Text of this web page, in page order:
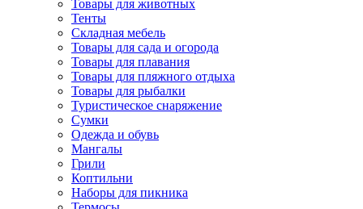
Товары для животных
Тенты
Складная мебель
Товары для сада и огорода
Товары для плавания
Товары для пляжного отдыха
Товары для рыбалки
Туристическое снаряжение
Сумки
Одежда и обувь
Мангалы
Грили
Коптильни
Наборы для пикника